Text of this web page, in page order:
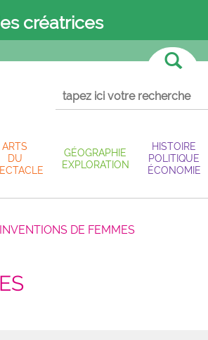
créatrices
ARTS
DU
GÉOGRAPHIE
EXPLORATION
HISTOIRE
POLITIQUE
ÉCONOMIE
INVENTIONS DE FEMMES